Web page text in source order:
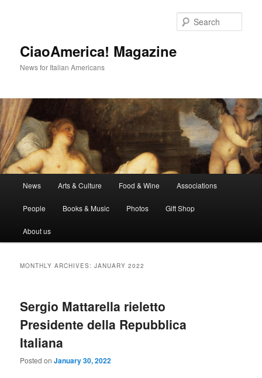
CiaoAmerica! Magazine
News for Italian Americans
News Arts & Culture Food & Wine Associations
People Books & Music Photos Gift Shop
About us
MONTHLY ARCHIVES:JANUARY 2022
Sergio Mattarella rieletto
Presidente della Repubblica
Italiana
Posted onJanuary 30, 2022